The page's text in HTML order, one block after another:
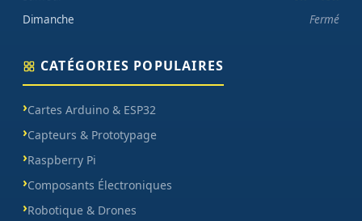
Dimanche
Fermé
CATÉGORIES POPULAIRES
Cartes Arduino & ESP32
Capteurs & Prototypage
Raspberry Pi
Composants Électroniques
Robotique & Drones